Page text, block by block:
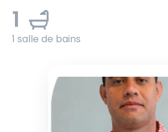
1
1 salle de bains